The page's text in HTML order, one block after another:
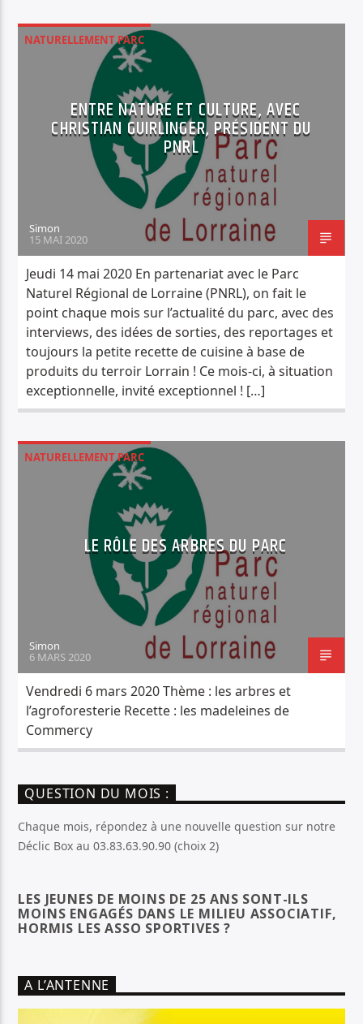
NATURELLEMENT PARC
ENTRE NATURE ET CULTURE, AVEC
CHRISTIAN GUIRLINGER, PRÉSIDENT DU
PNRL
Simon
15 MAI 2020
Jeudi 14 mai 2020 En partenariat avec le Parc
Naturel Régional de Lorraine (PNRL), on fait le
point chaque mois sur l’actualité du parc, avec des
interviews, des idées de sorties, des reportages et
toujours la petite recette de cuisine à base de
produits du terroir Lorrain ! Ce mois-ci, à situation
exceptionnelle, invité exceptionnel ! […]
NATURELLEMENT PARC
LE RÔLE DES ARBRES DU PARC
Simon
6 MARS 2020
Vendredi 6 mars 2020 Thème : les arbres et
l’agroforesterie Recette : les madeleines de
Commercy
QUESTION DU MOIS :
Chaque mois, répondez à une nouvelle question sur notre
Déclic Box au 03.83.63.90.90 (choix 2)
LES JEUNES DE MOINS DE 25 ANS SONT-ILS
MOINS ENGAGÉS DANS LE MILIEU ASSOCIATIF,
HORMIS LES ASSO SPORTIVES ?
A L’ANTENNE